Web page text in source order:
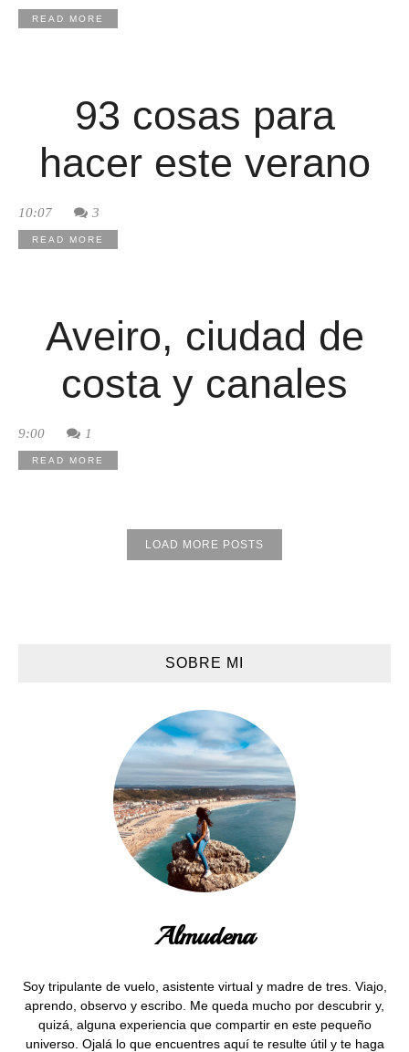
READ MORE
93 cosas para
hacer este verano
10:07 3
READ MORE
Aveiro, ciudad de
costa y canales
9:00 1
READ MORE
LOAD MORE POSTS
SOBRE MI
Almudena
Soy tripulante de vuelo, asistente virtual y madre de tres. Viajo,
aprendo, observo y escribo. Me queda mucho por descubrir y,
quizá, alguna experiencia que compartir en este pequeño
universo. Ojalá lo que encuentres aquí te resulte útil y te haga